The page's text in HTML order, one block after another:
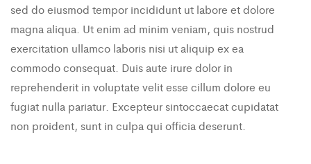
sed do eiusmod tempor incididunt ut labore et dolore
magna aliqua. Ut enim ad minim veniam, quis nostrud
exercitation ullamco laboris nisi ut aliquip ex ea
commodo consequat. Duis aute irure dolor in
reprehenderit in voluptate velit esse cillum dolore eu
fugiat nulla pariatur. Excepteur sintoccaecat cupidatat
non proident, sunt in culpa qui officia deserunt.